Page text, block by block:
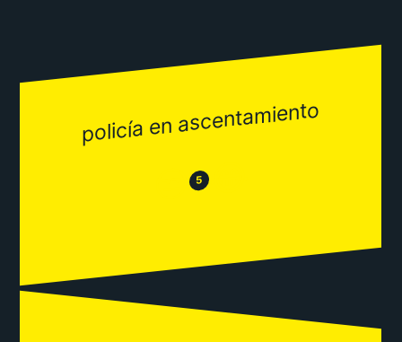
policía en ascentamiento
😒 5 😂